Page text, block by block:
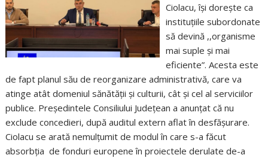
Ciolacu, își dorește ca
instituțiile subordonate
să devină ,,organisme
mai suple și mai
eficiente”. Acesta este
de fapt planul său de reorganizare administrativă, care va
atinge atât domeniul sănătății și culturii, cât și cel al serviciilor
publice. Președintele Consiliului Județean a anunțat că nu
exclude concedieri, după auditul extern aflat în desfășurare.
Ciolacu se arată nemulțumit de modul în care s-a făcut
absorbția de fonduri europene în proiectele derulate de-a